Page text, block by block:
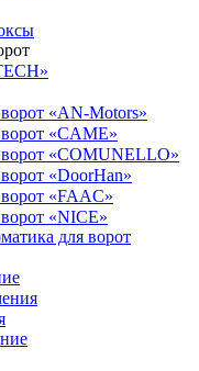
«AN-Motors»
«CAME»
«COMUNELLO»
«DoorHan»
«FAAC»
«NICE»
для ворот